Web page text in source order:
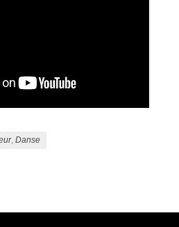
,Danse